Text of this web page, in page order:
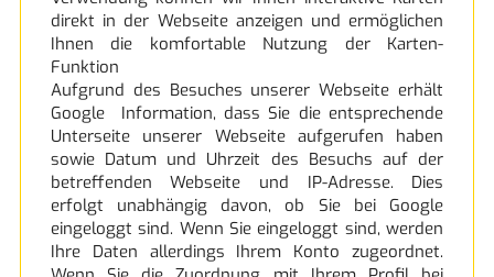
direkt in der Webseite anzeigen und ermöglichen
Ihnen die komfortable Nutzung der Karten-
Funktion
Aufgrund des Besuches unserer Webseite erhält
Google Information, dass Sie die entsprechende
Unterseite unserer Webseite aufgerufen haben
sowie Datum und Uhrzeit des Besuchs auf der
betreffenden Webseite und IP-Adresse. Dies
erfolgt unabhängig davon, ob Sie bei Google
eingeloggt sind. Wenn Sie eingeloggt sind, werden
Ihre Daten allerdings Ihrem Konto zugeordnet.